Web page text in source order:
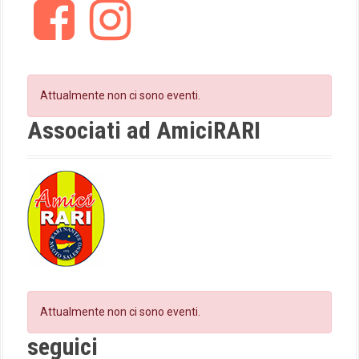
F
c
k
a
m
Attualmente non ci sono eventi.
Associati ad AmiciRARI
Attualmente non ci sono eventi.
seguici